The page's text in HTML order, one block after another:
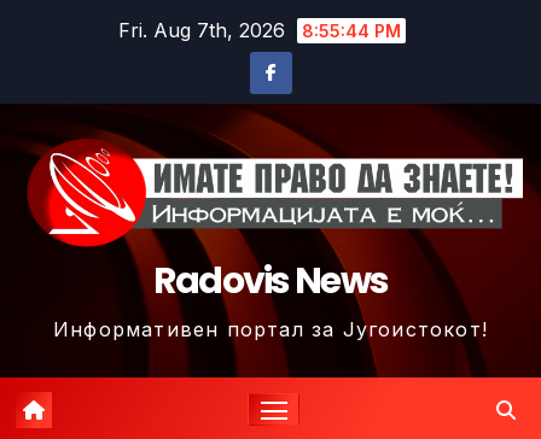
Fri. Aug 7th, 2026 8:55:47 PM
Radovis News
Информативен портал за Југоистокот!